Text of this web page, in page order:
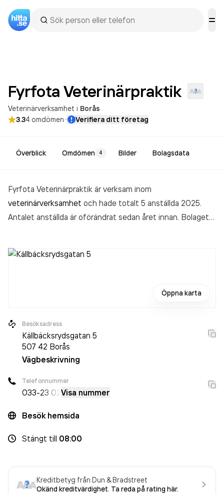
Fyrfota Veterinärpraktik
Veterinärverksamhet i Borås
3.34 omdömen· Verifiera ditt företag
Överblick Omdömen 4 Bilder Bolagsdata
Fyrfota Veterinärpraktik är verksam inom
veterinärverksamhet och hade totalt 5 anställda 2025.
Antalet anställda är oförändrat sedan året innan. Bolaget
räkenskapsåret (2025).
Öppna karta
Besöksadress
Källbäcksrydsgatan 5
507 42 Borås
Vägbeskrivning
Telefonnummer
033-23 02 Visa nummer
Besök hemsida
Stängt till 08:00
Kreditbetyg från Dun & Bradstreet
Okänd kreditvärdighet. Ta reda på rating här.